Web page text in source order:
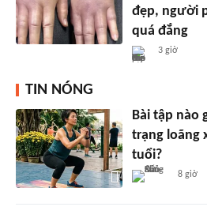
đẹp, người
quá đắng
3 giờ
TIN NÓNG
Bài tập nào
trạng loãng
tuổi?
8 giờ